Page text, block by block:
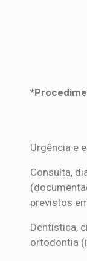
Urgência e
Consulta,
previstos
Dentística,
ortodontia